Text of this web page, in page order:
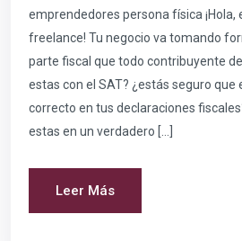
emprendedores persona física ¡Hola,
freelance! Tu negocio va tomando
parte fiscal que todo contribuyente
estas con el SAT? ¿estás seguro que
correcto en tus declaraciones
estas en un verdadero […]
Leer Más